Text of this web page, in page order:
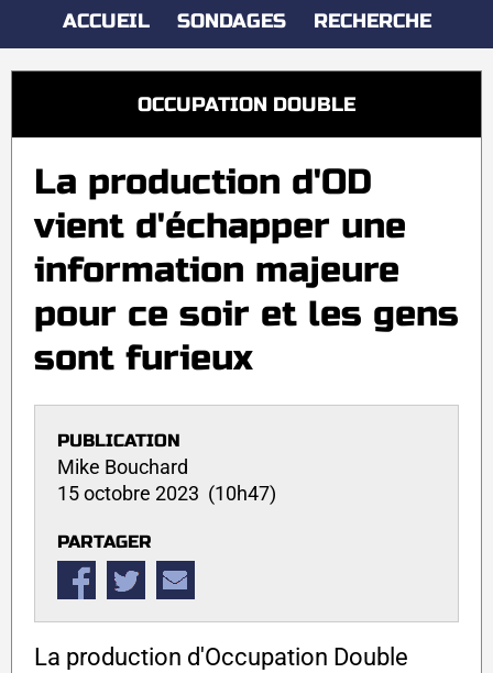
ACCUEIL SONDAGES RECHERCHE
OCCUPATION DOUBLE
La production d'OD
vient d'échapper une
information majeure
pour ce soir et les gens
sont furieux
PUBLICATION
Mike Bouchard
15 octobre 2023 (10h47)
PARTAGER
La production d'Occupation Double